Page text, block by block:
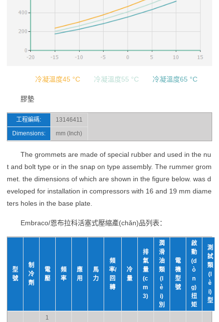
冷凝溫度45 °C 冷凝溫度55 °C 冷凝溫度65 °C
膠墊
工程編碼:
13146411
Dimensions:
mm (Inch)
The grommets are made of special rubber and used in the nu
t and bolt type or in the snap on type assembly. The rummer grom
met. the dimensions of which are shown in the figure below. was d
eveloped for installation in compressors with 16 and 19 mm diame
ters holes in the base plate.
Embraco/恩布拉科活塞式壓縮產(chǎn)品列表：
型
號
制
冷
劑
電
壓
頻
率
應
用
馬
力
頻
率/
回
轉
冷
量
排
氣
量
(c
m
3)
潤
滑
油
類
(l
è
i)
別
電
機
型
號
啟
動
(d
ò
n
g)
扭
矩
測
試
類
(l
è
i)
型
1